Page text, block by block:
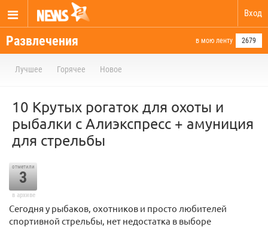
Вход
Развлечения в мою ленту 2679
Лучшее Горячее Новое
10 Крутых рогаток для охоты и
рыбалки с Алиэкспресс + амуниция
для стрельбы
отметили
3
в архиве
Сегодня у рыбаков, охотников и просто любителей
спортивной стрельбы, нет недостатка в выборе